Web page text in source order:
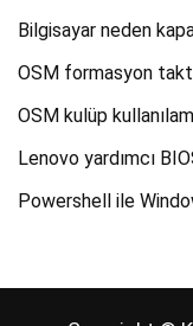
Bilgisayar neden
OSM formasyon
OSM kulüp
Lenovo yardımcı
Powershell ile